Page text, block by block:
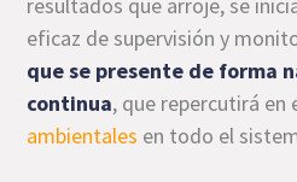
eficaz de supervisión y
que se presente de forma
continua, que repercutirá en
ambientales en todo el